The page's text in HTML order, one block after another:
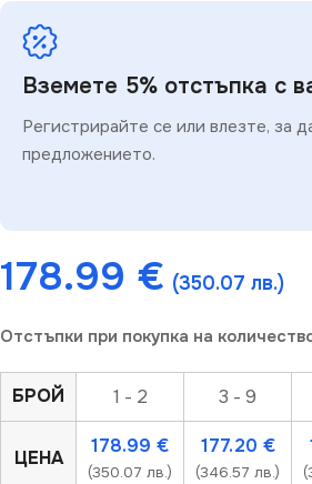
Вземете 5% отстъпка с
Регистрирайте се или влезте, за
предложението.
178.99 € (350.07 лв.)
Отстъпки при покупка на
БРОЙ 1 - 2 3 - 9
ЦЕНА
178.99 €
(350.07 лв.)
177.20 €
(346.57 лв.)